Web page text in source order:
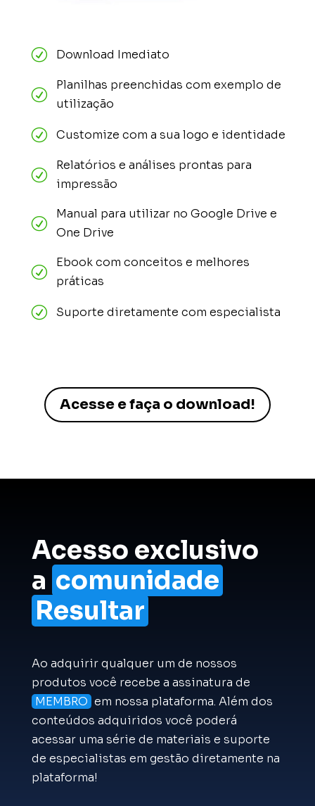
R Download Imediato
R
Planilhas preenchidas com exemplo de
utilização
R Customize com a sua logo e identidade
R
Relatórios e análises prontas para
impressão
R
Manual para utilizar no Google Drive e
One Drive
R
Ebook com conceitos e melhores
práticas
R Suporte diretamente com especialista
Acesse e faça o download!
Acesso exclusivo
a comunidade
Resultar
Ao adquirir qualquer um de nossos
produtos você recebe a assinatura de
MEMBRO em nossa plataforma. Além dos
conteúdos adquiridos você poderá
acessar uma série de materiais e suporte
de especialistas em gestão diretamente na
plataforma!